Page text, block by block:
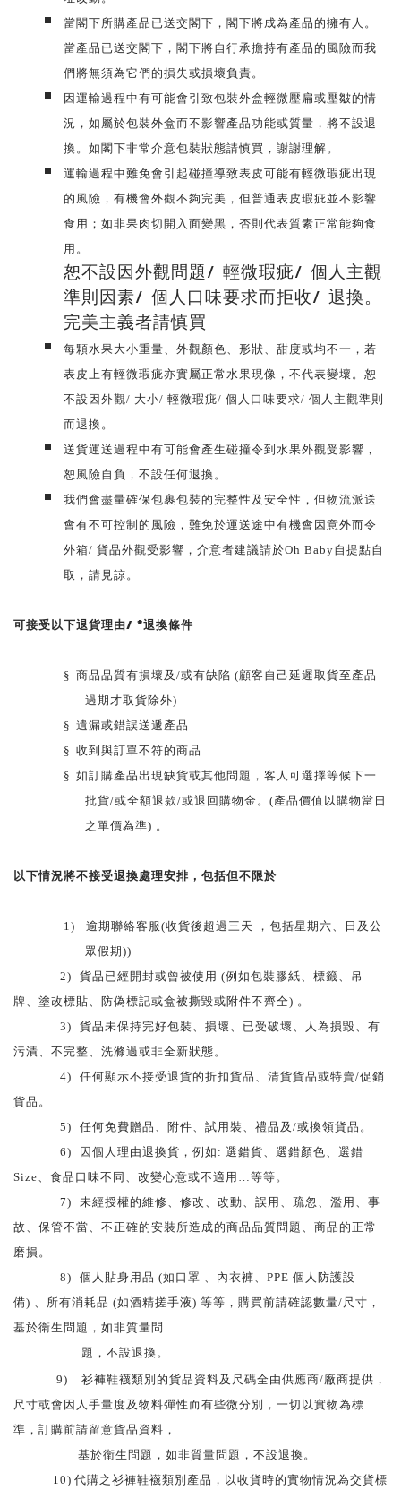
當閣下所購產品已送交閣下，閣下將成為產品的擁有人。
當產品已送交閣下，閣下將自行承擔持有產品的風險而我
們將無須為它們的損失或損壞負責。
因運輸過程中有可能會引致包裝外盒輕微壓扁或壓皺的情
況，如屬於包裝外盒而不影響產品功能或質量，將不設退
換。如閣下非常介意包裝狀態請慎買，謝謝理解。
運輸過程中難免會引起碰撞導致表皮可能有輕微瑕疵出現
的風險，有機會外觀不夠完美，但普通表皮瑕疵並不影響
食用；如非果肉切開入面變黑，否則代表質素正常能夠食
用。
恕不設因外觀問題/ 輕微瑕疵/ 個人主觀
準則因素/ 個人口味要求而拒收/ 退換。
完美主義者請慎買
每顆水果大小重量、外觀顏色、形狀、甜度或均不一，若
表皮上有輕微瑕疵亦實屬正常水果現像，不代表變壞。恕
不設因外觀/ 大小/ 輕微瑕疵/ 個人口味要求/ 個人主觀準則
而退換。
送貨運送過程中有可能會產生碰撞令到水果外觀受影響，
恕風險自負，不設任何退換。
我們會盡量確保包裹包裝的完整性及安全性，但物流派送
會有不可控制的風險，難免於運送途中有機會因意外而令
外箱/ 貨品外觀受影響，介意者建議請於Oh Baby自提點自
取，請見諒。
可接受以下退貨理由/ *退換條件
§ 商品品質有損壞及/或有缺陷 (顧客自己延遲取貨至產品
過期才取貨除外)
§ 遺漏或錯誤送遞產品
§ 收到與訂單不符的商品
§ 如訂購產品出現缺貨或其他問題，客人可選擇等候下一
批貨/或全額退款/或退回購物金。(產品價值以購物當日
之單價為準) 。
以下情況將不接受退換處理安排，包括但不限於
1)
逾期聯絡客服(收貨後超過三天 ，包括星期六、日及公
眾假期))
貨品已經開封或曾被使用 (例如包裝膠紙、標籤、吊
牌、塗改標貼、防偽標記或盒被撕毀或附件不齊全) 。
貨品未保持完好包裝、損壞、已受破壞、人為損毀、有
污漬、不完整、洗滌過或非全新狀態。
任何顯示不接受退貨的折扣貨品、清貨貨品或特賣/促銷
貨品。
任何免費贈品、附件、試用裝、禮品及/或換領貨品。
因個人理由退換貨，例如: 選錯貨、選錯顏色、選錯
Size、食品口味不同、改變心意或不適用…等等。
未經授權的維修、修改、改動、誤用、疏忽、濫用、事
故、保管不當、不正確的安裝所造成的商品品質問題、商品的正常
磨損。
個人貼身用品 (如口罩 、內衣褲、PPE 個人防護設
備) 、所有消耗品 (如酒精搓手液) 等等，購買前請確認數量/尺寸，
基於衛生問題，如非質量問
， 不設退換。
衫褲鞋襪類別的貨品資料及尺碼全由供應商/廠商提供，
尺寸或會因人手量度及物料彈性而有些微分別，一切以實物為標
準，訂購前請留意貨品資料，
於衛生問題，如非質量問題，不設退換。
代購之衫褲鞋襪類別產品，以收貨時的實物情況為交貨標